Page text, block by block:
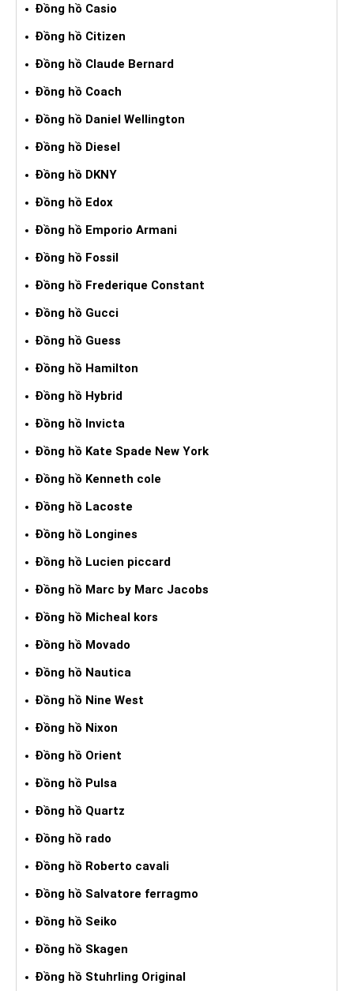
Đồng hồ Casio
Đồng hồ Citizen
Đồng hồ Claude Bernard
Đồng hồ Coach
Đồng hồ Daniel Wellington
Đồng hồ Diesel
Đồng hồ DKNY
Đồng hồ Edox
Đồng hồ Emporio Armani
Đồng hồ Fossil
Đồng hồ Frederique Constant
Đồng hồ Gucci
Đồng hồ Guess
Đồng hồ Hamilton
Đồng hồ Hybrid
Đồng hồ Invicta
Đồng hồ Kate Spade New York
Đồng hồ Kenneth cole
Đồng hồ Lacoste
Đồng hồ Longines
Đồng hồ Lucien piccard
Đồng hồ Marc by Marc Jacobs
Đồng hồ Micheal kors
Đồng hồ Movado
Đồng hồ Nautica
Đồng hồ Nine West
Đồng hồ Nixon
Đồng hồ Orient
Đồng hồ Pulsa
Đồng hồ Quartz
Đồng hồ rado
Đồng hồ Roberto cavali
Đồng hồ Salvatore ferragmo
Đồng hồ Seiko
Đồng hồ Skagen
Đồng hồ Stuhrling Original